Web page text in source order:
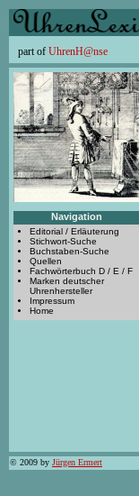
part of UhrenH@nse
Navigation
Editorial / Erläuterung
Stichwort-Suche
Buchstaben-Suche
Quellen
Fachwörterbuch D / E / F
Marken deutscher
Uhrenhersteller
Impressum
Home
© 2009 by Jürgen Ermert